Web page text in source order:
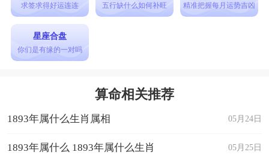
求签求得好运连连 五行缺什么如何补旺 精准把握每月运势吉凶
星座合盘
你们是有缘的一对吗
算命相关推荐
05月24日
1893年属什么生肖属相
05月25日
1893年属什么 1893年属什么生肖